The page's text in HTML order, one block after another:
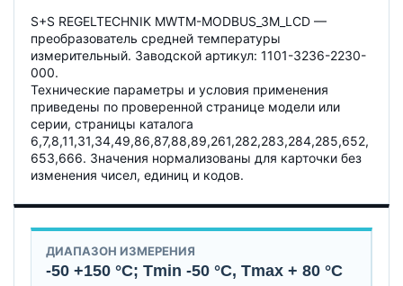
S+S REGELTECHNIK MWTM-MODBUS_3M_LCD —
преобразователь средней температуры
измерительный. Заводской артикул: 1101-3236-2230-
000.
Технические параметры и условия применения
приведены по проверенной странице модели или
серии, страницы каталога
6,7,8,11,31,34,49,86,87,88,89,261,282,283,284,285,652,
653,666. Значения нормализованы для карточки без
изменения чисел, единиц и кодов.
ДИАПАЗОН ИЗМЕРЕНИЯ
-50 +150 °C; Tmin -50 °C, Tmax + 80 °C